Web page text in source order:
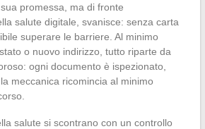
promessa, ma di fronte
salute digitale, svanisce: senza carta
superare le barriere. Al minimo
o nuovo indirizzo, tutto riparte da
ogni documento è ispezionato,
meccanica ricomincia al minimo
salute si scontrano con un controllo